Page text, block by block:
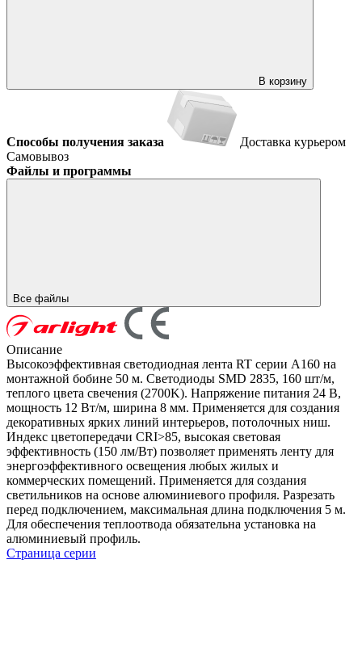
В корзину
Способы получения заказа
Доставка курьером
Самовывоз
Файлы и программы
Все файлы
Описание
Высокоэффективная светодиодная лента RT серии A160 на
монтажной бобине 50 м. Светодиоды SMD 2835, 160 шт/м,
теплого цвета свечения (2700K). Напряжение питания 24 В,
мощность 12 Вт/м, ширина 8 мм. Применяется для создания
декоративных ярких линий интерьеров, потолочных ниш.
Индекс цветопередачи CRI>85, высокая световая
эффективность (150 лм/Вт) позволяет применять ленту для
энергоэффективного освещения любых жилых и
коммерческих помещений. Применяется для создания
светильников на основе алюминиевого профиля. Разрезать
перед подключением, максимальная длина подключения 5 м.
Для обеспечения теплоотвода обязательна установка на
алюминиевый профиль.
Страница серии